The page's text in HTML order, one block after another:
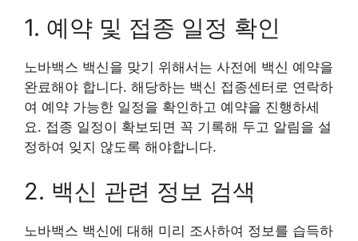
1. 예약 및 접종 일정 확인
노바백스 백신을 맞기 위해서는 사전에 백신 예약을
완료해야 합니다. 해당하는 백신 접종센터로 연락하
여 예약 가능한 일정을 확인하고 예약을 진행하세
요. 접종 일정이 확보되면 꼭 기록해 두고 알림을 설
정하여 잊지 않도록 해야합니다.
2. 백신 관련 정보 검색
노바백스 백신에 대해 미리 조사하여 정보를 습득하